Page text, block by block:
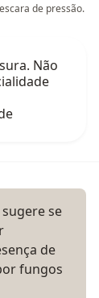
de pressão.
Não
se
de
fungos